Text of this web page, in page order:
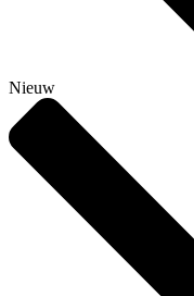
Nieuw